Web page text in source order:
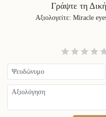
Γράψτε τη
Αξιολογείτε: Miracle